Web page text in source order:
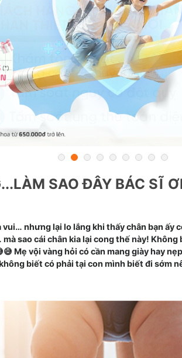
SAO ĐÂY BÁC SĨ
nhưng lại lo lắng khi thấy chân bạn ấy
sao cái chân kia lại cong thế này! Không
Mẹ vội vàng hỏi có cần mang giày hay nẹp
biết có phải tại con mình biết đi sớm